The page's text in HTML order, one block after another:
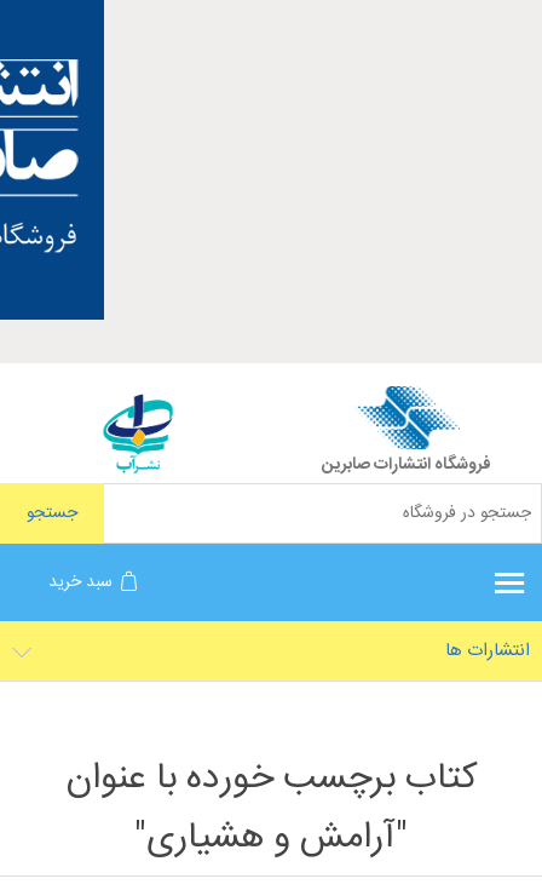
فروشگاه انتشارات صابرین
جستجو
سبد خرید
انتشارات ها
کتاب برچسب خورده با عنوان
"آرامش و هشیاری"